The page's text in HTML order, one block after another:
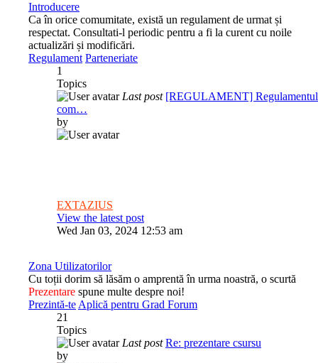
Introducere
Ca în orice comumitate, există un regulament de urmat și
respectat. Consultati-l periodic pentru a fi la curent cu noile
actualizări și modificări.
Regulament Parteneriate
1
Topics
Last post [REGULAMENT] Regulamentul
com…
by
EXTAZIUS
View the latest post
Wed Jan 03, 2024 12:53 am
Zona Utilizatorilor
Cu toții dorim să lăsăm o amprentă în urma noastră, o scurtă
Prezentare spune multe despre noi!
Prezintă-te Aplică pentru Grad Forum
21
Topics
Last post Re: prezentare csursu
by